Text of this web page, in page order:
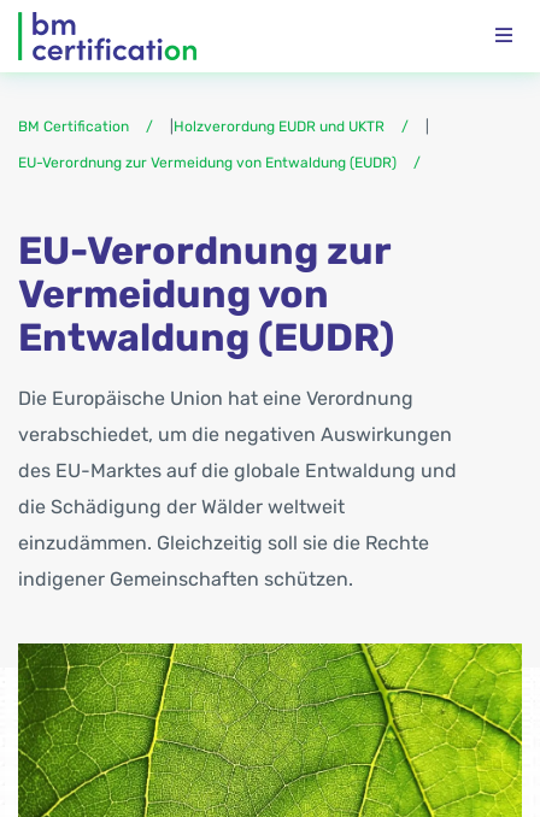
BM Certification Holzverordung EUDR und UKTR
EU-Verordnung zur Vermeidung von Entwaldung (EUDR)
EU-Verordnung zur
Vermeidung von
Entwaldung (EUDR)
Die Europäische Union hat eine Verordnung
verabschiedet, um die negativen Auswirkungen
des EU-Marktes auf die globale Entwaldung und
die Schädigung der Wälder weltweit
einzudämmen. Gleichzeitig soll sie die Rechte
indigener Gemeinschaften schützen.